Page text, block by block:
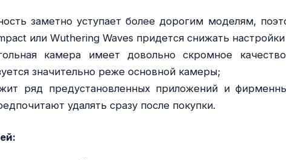
заметно уступает более дорогим моделям,
или Wuthering Waves придется снижать
камера имеет довольно скромное
значительно реже основной камеры;
ряд предустановленных приложений и
удалять сразу после покупки.